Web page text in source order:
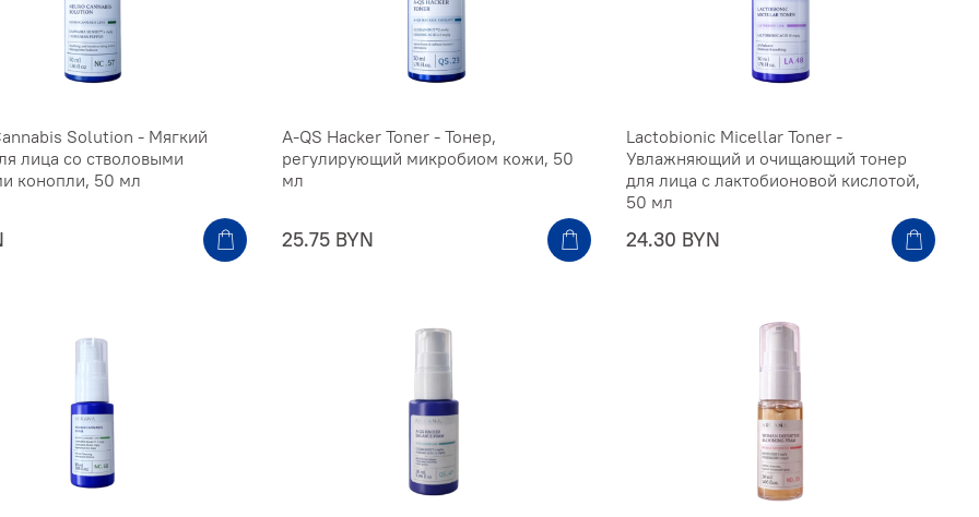
Solution - Мягкий
лица со стволовыми
конопли, 50 мл
A-QS Hacker Toner - Тонер,
регулирующий микробиом кожи, 50
мл
25.75 BYN
Lactobionic Micellar Toner -
Увлажняющий и очищающий тонер
для лица с лактобионовой кислотой,
50 мл
24.30 BYN